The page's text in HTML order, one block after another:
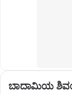
ಬಾದಾಮಿಯ